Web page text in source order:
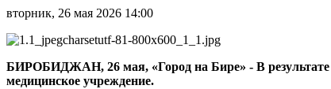
хмельной
водитель
мопеда
въехал
в
опору
вторник, 26 мая 2026 14:00
БИРОБИДЖАН, 26 мая, «Город на Бире» - В результате
медицинское учреждение.